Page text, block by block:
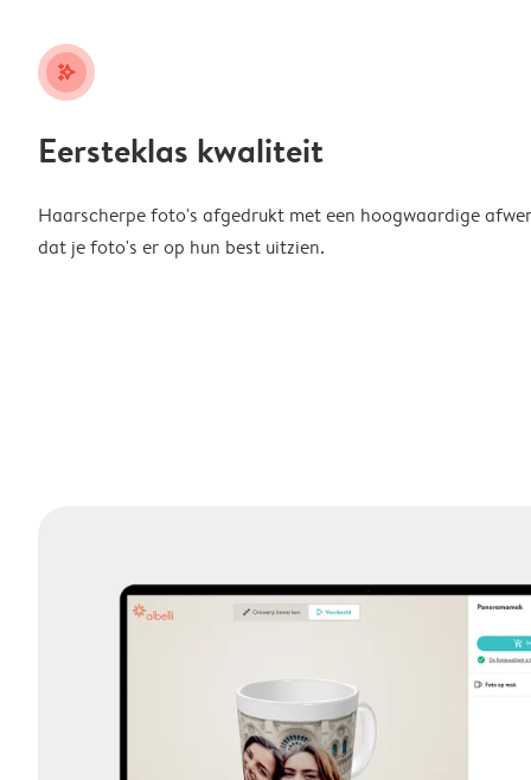
stars_plus
Eersteklas kwaliteit
Haarscherpe foto's afgedrukt met een hoogwaardige
dat je foto's er op hun best uitzien.